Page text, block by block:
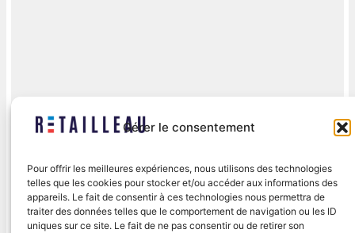
Gérer le consentement
Pour offrir les meilleures expériences, nous utilisons des technologies
telles que les cookies pour stocker et/ou accéder aux informations des
appareils. Le fait de consentir à ces technologies nous permettra de
traiter des données telles que le comportement de navigation ou les ID
uniques sur ce site. Le fait de ne pas consentir ou de retirer son